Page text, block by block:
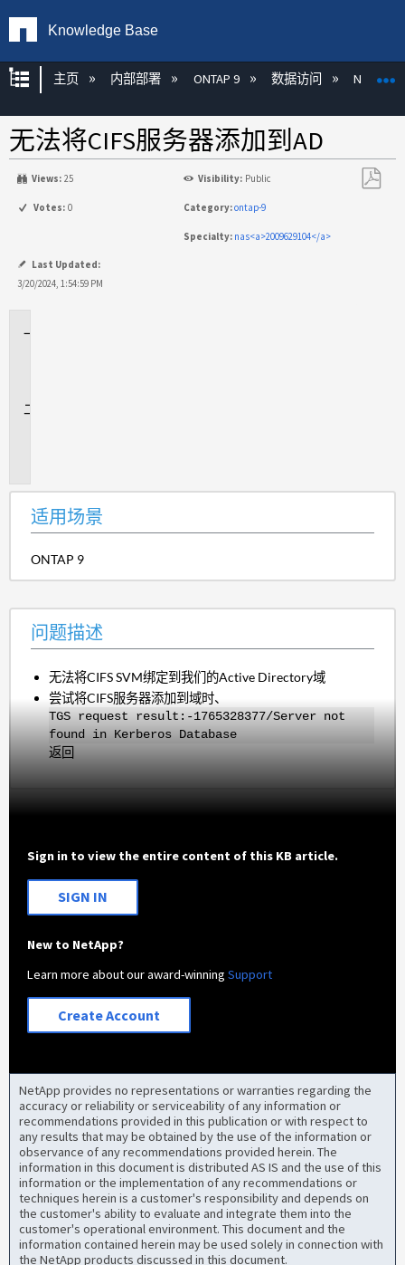
Knowledge Base
扩展/隐缩全局层次
主页 内部部署 ONTAP 9 数据访问 NAS
无法将CIFS服务器添加到AD
Views: 25 Visibility: Public
Votes: 0 Category:ontap-9
Specialty: nas<a>2009629104</a>
Last Updated:
3/20/2024, 1:54:59 PM
适用场景
ONTAP 9
问题描述
无法将CIFS SVM绑定到我们的Active Directory域
尝试将CIFS服务器添加到域时、
TGS request result:-1765328377/Server not
found in Kerberos Database
返回
Sign in to view the entire content of this KB article.
SIGN IN
New to NetApp?
Learn more about our award-winningSupport
Create Account
NetApp provides no representations or warranties regarding the
accuracy or reliability or serviceability of any information or
recommendations provided in this publication or with respect to
any results that may be obtained by the use of the information or
observance of any recommendations provided herein. The
information in this document is distributed AS IS and the use of this
information or the implementation of any recommendations or
techniques herein is a customer's responsibility and depends on
the customer's ability to evaluate and integrate them into the
customer's operational environment. This document and the
information contained herein may be used solely in connection with
the NetApp products discussed in this document.